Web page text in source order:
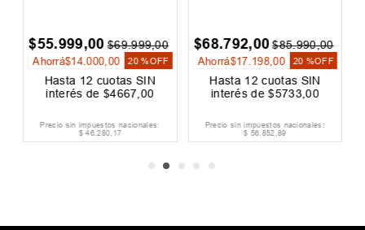
00$85.990,00
,00 20 %OFF
cuotas SIN
5733,00
impuestos nacionales:
$79.999 00$99.999,00
Ahorrá$20 ,00 20 %OFF
Hasta
cuotas SIN
interés de
6667,00
Precio sin impuestos nacionales:
$39.999
Ahorrá$10
Hasta
interés de
Precio sin